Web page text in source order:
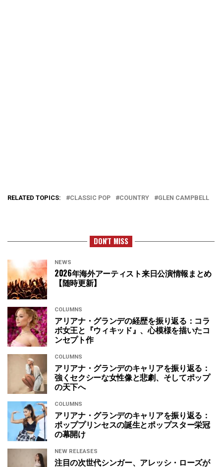
RELATED TOPICS: CLASSIC POP COUNTRY GLEN CAMPBELL
DON'T MISS
NEWS
2026年海外アーティスト来日公演情報まとめ
【随時更新】
COLUMNS
アリアナ・グランデの経歴を振り返る：コラ
ボ女王と『ウィキッド』、心模様を描いたコ
ンセプト作
COLUMNS
アリアナ・グランデのキャリアを振り返る：
強くセクシーな女性像と悲劇、そしてポップ
の天下へ
COLUMNS
アリアナ・グランデのキャリアを振り返る：
ポッププリンセスの誕生とポップスター栄冠
の幕開け
NEW RELEASES
注目の次世代シンガー、アレッシ・ローズが